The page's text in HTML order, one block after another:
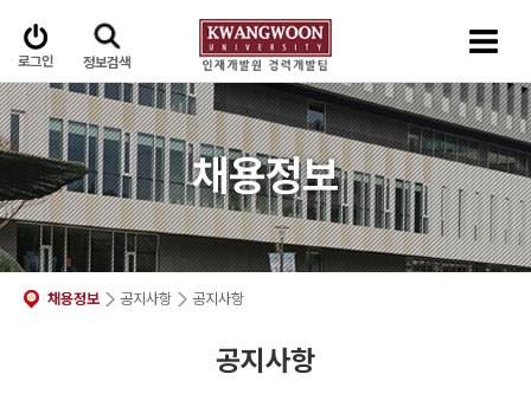
로그인 정보검색
채용정보
채용정보 공지사항 공지사항
공지사항